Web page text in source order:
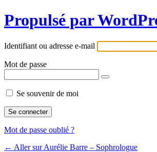
Propulsé par
Identifiant ou adresse e-mail
Mot de passe
Se souvenir de moi
Mot de passe oublié ?
← Aller sur Aurélie Barre – Sophrologue